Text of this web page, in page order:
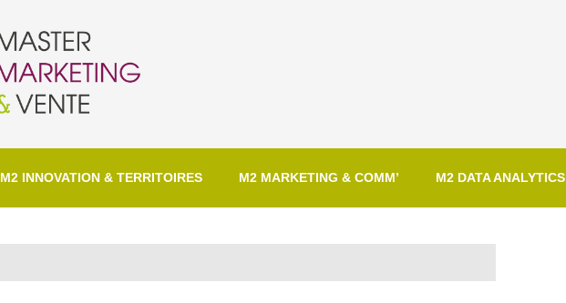
M2 INNOVATION & TERRITOIRES M2 MARKETING & COMM’ M2 DATA ANALYTICS